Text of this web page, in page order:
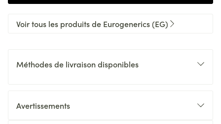
Voir tous les produits de Eurogenerics (EG)
Méthodes de livraison disponibles
Avertissements